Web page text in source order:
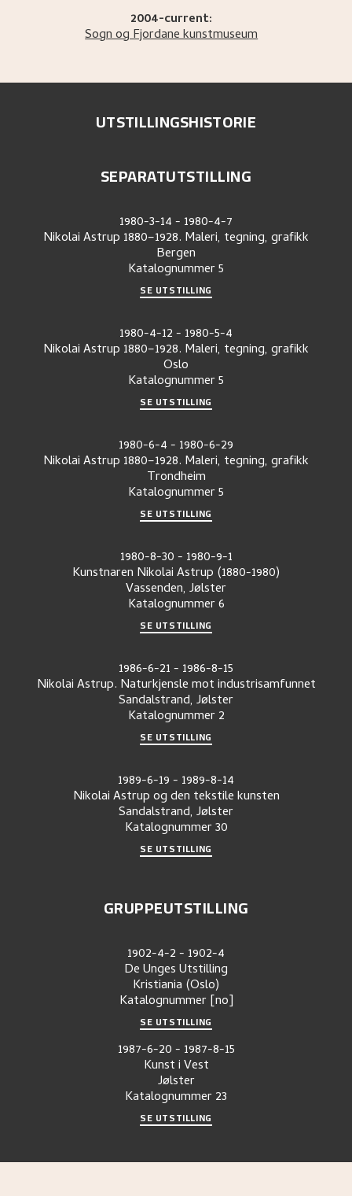
2004-current:
Sogn og Fjordane kunstmuseum
UTSTILLINGSHISTORIE
SEPARATUTSTILLING
1980-3-14- 1980-4-7
Nikolai Astrup 1880–1928. Maleri, tegning, grafikk
Bergen
Katalognummer5
SE UTSTILLING
1980-4-12- 1980-5-4
Nikolai Astrup 1880–1928. Maleri, tegning, grafikk
Oslo
Katalognummer5
SE UTSTILLING
1980-6-4- 1980-6-29
Nikolai Astrup 1880–1928. Maleri, tegning, grafikk
Trondheim
Katalognummer5
SE UTSTILLING
1980-8-30- 1980-9-1
Kunstnaren Nikolai Astrup (1880-1980)
Vassenden, Jølster
Katalognummer6
SE UTSTILLING
1986-6-21- 1986-8-15
Nikolai Astrup. Naturkjensle mot industrisamfunnet
Sandalstrand, Jølster
Katalognummer 2
SE UTSTILLING
1989-6-19- 1989-8-14
Nikolai Astrup og den tekstile kunsten
Sandalstrand, Jølster
Katalognummer30
SE UTSTILLING
GRUPPEUTSTILLING
1902-4-2- 1902-4
De Unges Utstilling
Kristiania (Oslo)
Katalognummer [no]
SE UTSTILLING
1987-6-20- 1987-8-15
Kunst i Vest
Jølster
Katalognummer23
SE UTSTILLING